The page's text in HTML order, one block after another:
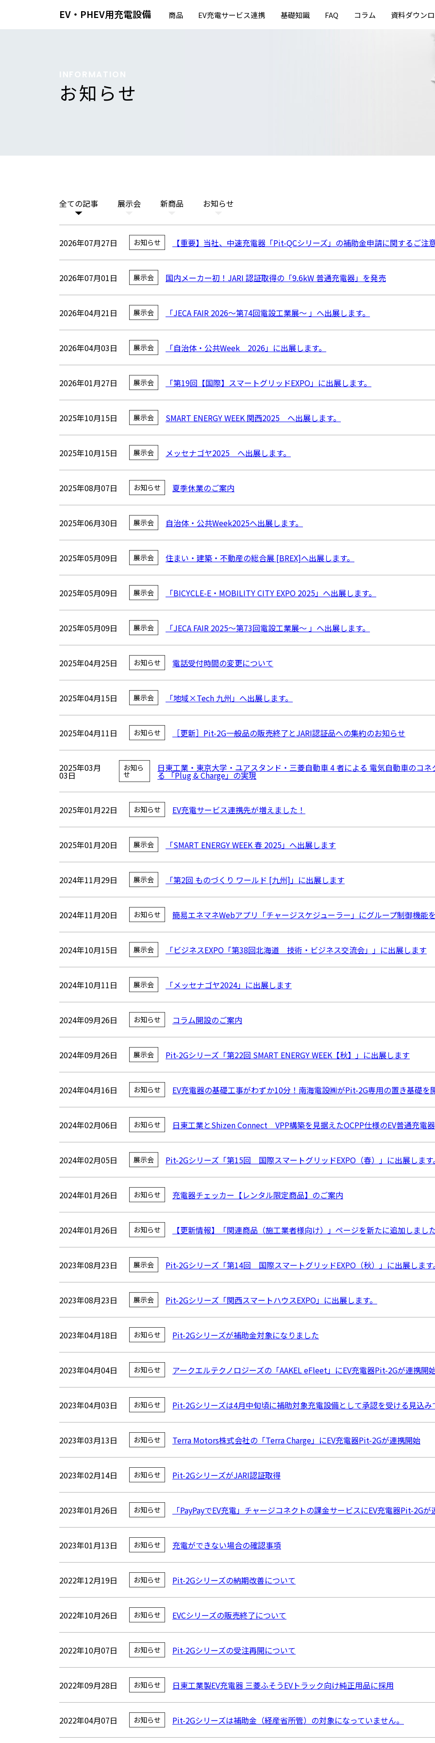
EV・PHEV用充電設備 商品 EV充電サービス連携 基礎知識 FAQ コラム 資料ダウン
INFORMATION
お知らせ
全ての記事 展示会 新商品 お知らせ
2026年07月27日 お知らせ 【重要】当社、中速充電器「Pit-QCシリーズ」の補助金申請に関するご注
2026年07月01日 展示会 国内メーカー初！JARI 認証取得の「9.6kW 普通充電器」を発売
2026年04月21日 展示会 「JECA FAIR 2026～第74回電設工業展～ 」へ出展します。
2026年04月03日 展示会 「自治体・公共Week 2026」に出展します。
2026年01月27日 展示会 「第19回【国際】スマートグリッドEXPO」に出展します。
2025年10月15日 展示会 SMART ENERGY WEEK 関西2025 へ出展します。
2025年10月15日 展示会 メッセナゴヤ2025 へ出展します。
2025年08月07日 お知らせ 夏季休業のご案内
2025年06月30日 展示会 自治体・公共Week2025へ出展します。
2025年05月09日 展示会 住まい・建築・不動産の総合展 [BREX]へ出展します。
2025年05月09日 展示会 「BICYCLE-E・MOBILITY CITY EXPO 2025」へ出展します。
2025年05月09日 展示会 「JECA FAIR 2025～第73回電設工業展～ 」へ出展します。
2025年04月25日 お知らせ 電話受付時間の変更について
2025年04月15日 展示会 「地域×Tech 九州」へ出展します。
2025年04月11日 お知らせ ［更新］Pit-2G一般品の販売終了とJARI認証品への集約のお知らせ
2025年03月
03日
お知ら
せ
日東工業・東京大学・ユアスタンド・三菱自動車 4 者による 電気自動車のコ
る 「Plug & Charge」の実現
2025年01月22日 お知らせ EV充電サービス連携先が増えました！
2025年01月20日 展示会 「SMART ENERGY WEEK 春 2025」へ出展します
2024年11月29日 展示会 「第2回 ものづくり ワールド [九州]」に出展します
2024年11月20日 お知らせ 簡易エネマネWebアプリ「チャージスケジューラー」にグループ制御機能
2024年10月15日 展示会 「ビジネスEXPO「第38回北海道 技術・ビジネス交流会」」に出展します
2024年10月11日 展示会 「メッセナゴヤ2024」に出展します
2024年09月26日 お知らせ コラム開設のご案内
2024年09月26日 展示会 Pit-2Gシリーズ「第22回 SMART ENERGY WEEK【秋】」に出展します
2024年04月16日 お知らせ EV充電器の基礎工事がわずか10分！南海電設㈱がPit-2G専用の置き基礎を
2024年02月06日 お知らせ 日東工業とShizen Connect VPP構築を見据えたOCPP仕様のEV普通充電
2024年02月05日 展示会 Pit-2Gシリーズ「第15回 国際スマートグリッドEXPO（春）」に出展します
2024年01月26日 お知らせ 充電器チェッカー【レンタル限定商品】のご案内
2024年01月26日 お知らせ 【更新情報】「関連商品（施工業者様向け）」ページを新たに追加しまし
2023年08月23日 展示会 Pit-2Gシリーズ「第14回 国際スマートグリッドEXPO（秋）」に出展します
2023年08月23日 展示会 Pit-2Gシリーズ「関西スマートハウスEXPO」に出展します。
2023年04月18日 お知らせ Pit-2Gシリーズが補助金対象になりました
2023年04月04日 お知らせ アークエルテクノロジーズの「AAKEL eFleet」にEV充電器Pit-2Gが連携開
2023年04月03日 お知らせ Pit-2Gシリーズは4月中旬頃に補助対象充電設備として承認を受ける見込み
2023年03月13日 お知らせ Terra Motors株式会社の「Terra Charge」にEV充電器Pit-2Gが連携開始
2023年02月14日 お知らせ Pit-2GシリーズがJARI認証取得
2023年01月26日 お知らせ 「PayPayでEV充電」チャージコネクトの課金サービスにEV充電器Pit-2Gが
2023年01月13日 お知らせ 充電ができない場合の確認事項
2022年12月19日 お知らせ Pit-2Gシリーズの納期改善について
2022年10月26日 お知らせ EVCシリーズの販売終了について
2022年10月07日 お知らせ Pit-2Gシリーズの受注再開について
2022年09月28日 お知らせ 日東工業製EV充電器 三菱ふそうEVトラック向け純正用品に採用
2022年04月07日 お知らせ Pit-2Gシリーズは補助金（経産省所管）の対象になっていません。